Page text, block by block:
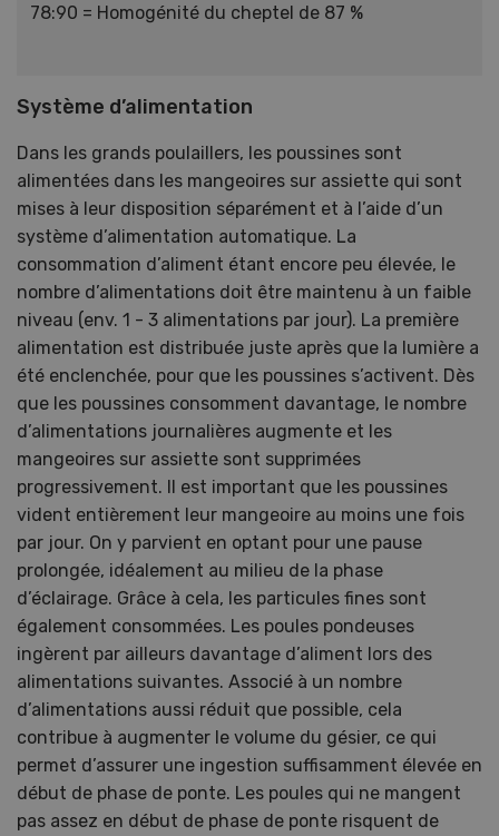
78:90 = Homogénité du cheptel de 87 %
Système d’alimentation
Dans les grands poulaillers, les poussines sont
alimentées dans les mangeoires sur assiette qui sont
mises à leur disposition séparément et à l’aide d’un
système d’alimentation automatique. La
consommation d’aliment étant encore peu élevée, le
nombre d’alimentations doit être maintenu à un faible
niveau (env. 1 - 3 alimentations par jour). La première
alimentation est distribuée juste après que la lumière a
été enclenchée, pour que les poussines s’activent. Dès
que les poussines consomment davantage, le nombre
d’alimentations journalières augmente et les
mangeoires sur assiette sont supprimées
progressivement. Il est important que les poussines
vident entièrement leur mangeoire au moins une fois
par jour. On y parvient en optant pour une pause
prolongée, idéalement au milieu de la phase
d’éclairage. Grâce à cela, les particules fines sont
également consommées. Les poules pondeuses
ingèrent par ailleurs davantage d’aliment lors des
alimentations suivantes. Associé à un nombre
d’alimentations aussi réduit que possible, cela
contribue à augmenter le volume du gésier, ce qui
permet d’assurer une ingestion suffisamment élevée en
début de phase de ponte. Les poules qui ne mangent
pas assez en début de phase de ponte risquent de